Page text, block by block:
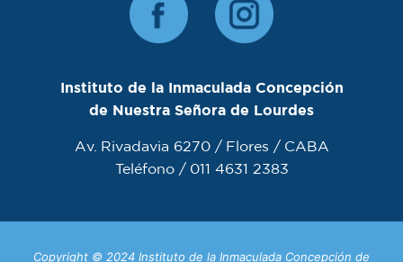
Instituto de la Inmaculada Concepción
de Nuestra Señora de Lourdes
Av. Rivadavia 6270 / Flores / CABA
Teléfono / 011 4631 2383
Copyright © 2024 Instituto de la Inmaculada Concepción de